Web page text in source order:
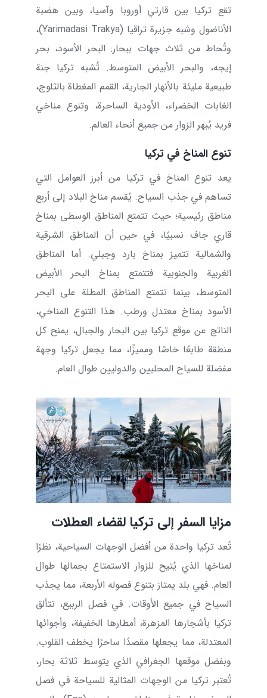
تقع تركيا بين قارتي أوروبا وآسيا، وبين هضبة
الأناضول وشبه جزيرة تراقيا (Trakya
Yarimadasi)،
وتُحاط من ثلاث جهات ببحار: البحر الأسود، بحر
إيجه، والبحر الأبيض المتوسط. تُشبه تركيا جنة
طبيعية مليئة بالأنهار الجارية، القمم المغطاة بالثلوج،
الغابات الخضراء، الأودية الساحرة، وتنوع مناخي
فريد يُبهر الزوار من جميع أنحاء العالم.
تنوع المناخ في تركيا
يعد تنوع المناخ في تركيا من أبرز العوامل التي
تساهم في جذب السياح. يُقسم مناخ البلاد إلى أربع
مناطق رئيسية؛ حيث تتمتع المناطق الوسطى بمناخ
قاري جاف نسبيًا، في حين أن المناطق الشرقية
والشمالية تتميز بمناخ بارد وجبلي. أما المناطق
الغربية والجنوبية فتتمتع بمناخ البحر الأبيض
المتوسط، بينما تتمتع المناطق المطلة على البحر
الأسود بمناخ معتدل ورطب. هذا التنوع المناخي،
الناتج عن موقع تركيا بين البحار والجبال، يمنح كل
منطقة طابعًا خاصًا ومميزًا، مما يجعل تركيا وجهة
مفضلة للسياح المحليين والدوليين طوال العام.
مزايا السفر إلى تركيا لقضاء العطلات
تُعد تركيا واحدة من أفضل الوجهات السياحية، نظرًا
لمناخها الذي يُتيح للزوار الاستمتاع بجمالها طوال
العام. فهي بلد يمتاز بتنوع فصوله الأربعة، مما يجذب
السياح في جميع الأوقات. في فصل الربيع، تتألق
تركيا بأشجارها المزهرة، أمطارها الخفيفة، وأجوائها
المعتدلة، مما يجعلها مقصدًا ساحرًا يخطف القلوب.
وبفضل موقعها الجغرافي الذي يتوسط ثلاثة بحار،
تُعتبر تركيا من الوجهات المثالية للسياحة في فصل